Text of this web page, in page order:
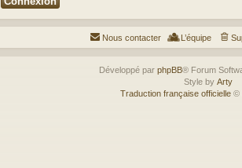
L’équipe
Nous contacter
Développé par phpBB® Forum
Style by Arty
Traduction française officielle ©